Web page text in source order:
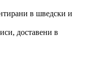
в шведски и
доставени в